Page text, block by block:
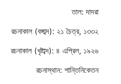
তাল: দাদরা
রচনাকাল (বঙ্গাব্দ): ২১ চৈত্র, ১৩৩২
রচনাকাল (খৃষ্টাব্দ): ৪ এপ্রিল, ১৯২৬
রচনাস্থান: শান্তিনিকেতন